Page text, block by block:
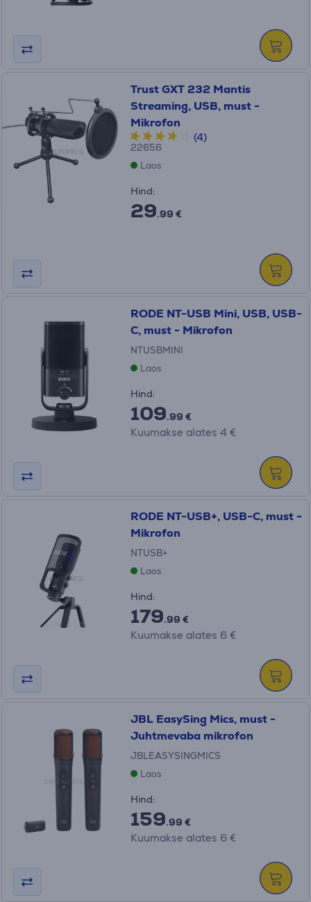
Trust GXT 232 Mantis
Streaming, USB, must -
Mikrofon
(4)
22656
Laos
Hind:
29.99 €
RODE NT-USB Mini, USB, USB-
C, must - Mikrofon
NTUSBMINI
Laos
Hind:
109.99 €
Kuumakse alates 4 €
RODE NT-USB+, USB-C, must -
Mikrofon
NTUSB+
Laos
Hind:
179.99 €
Kuumakse alates 6 €
JBL EasySing Mics, must -
Juhtmevaba mikrofon
JBLEASYSINGMICS
Laos
Hind:
159.99 €
Kuumakse alates 6 €